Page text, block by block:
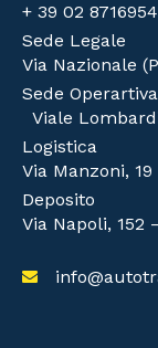
+ 39 02
Sede Legale
Via Nazionale
Sede Operartiva
Viale
Logistica
Via Manzoni,
Deposito
Via Napoli, 152